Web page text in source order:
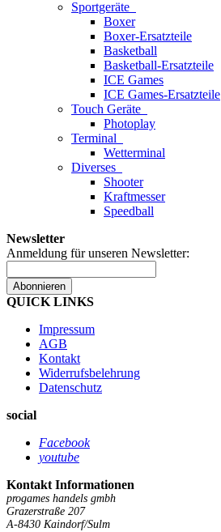
Sportgeräte
Boxer
Boxer-Ersatzteile
Basketball
Basketball-Ersatzteile
ICE Games
ICE Games-Ersatzteile
Touch Geräte
Photoplay
Terminal
Wetterminal
Diverses
Shooter
Kraftmesser
Speedball
Newsletter
Anmeldung für unseren Newsletter:
Abonnieren
QUICK LINKS
Impressum
AGB
Kontakt
Widerrufsbelehrung
Datenschutz
social
Facebook
youtube
Kontakt Informationen
progames handels gmbh
Grazerstraße 207
A-8430 Kaindorf/Sulm